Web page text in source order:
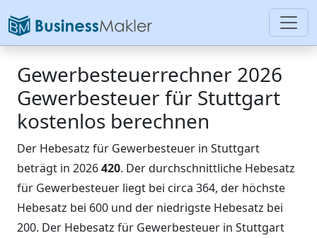
Gewerbesteuerrechner 2026
Gewerbesteuer für Stuttgart
kostenlos berechnen
Der Hebesatz für Gewerbesteuer in Stuttgart
beträgt in 2026420. Der durchschnittliche Hebesatz
für Gewerbesteuer liegt bei circa 364, der höchste
Hebesatz bei 600 und der niedrigste Hebesatz bei
200. Der Hebesatz für Gewerbesteuer in Stuttgart